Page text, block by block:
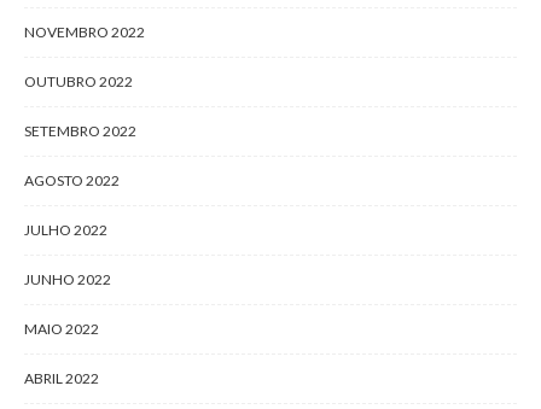
NOVEMBRO 2022
OUTUBRO 2022
SETEMBRO 2022
AGOSTO 2022
JULHO 2022
JUNHO 2022
MAIO 2022
ABRIL 2022